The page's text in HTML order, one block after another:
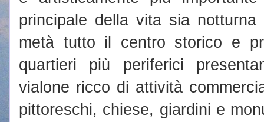
principale della vita sia
metà tutto il centro storico e
quartieri più periferici
vialone ricco di attività
pittoreschi, chiese, giardini e